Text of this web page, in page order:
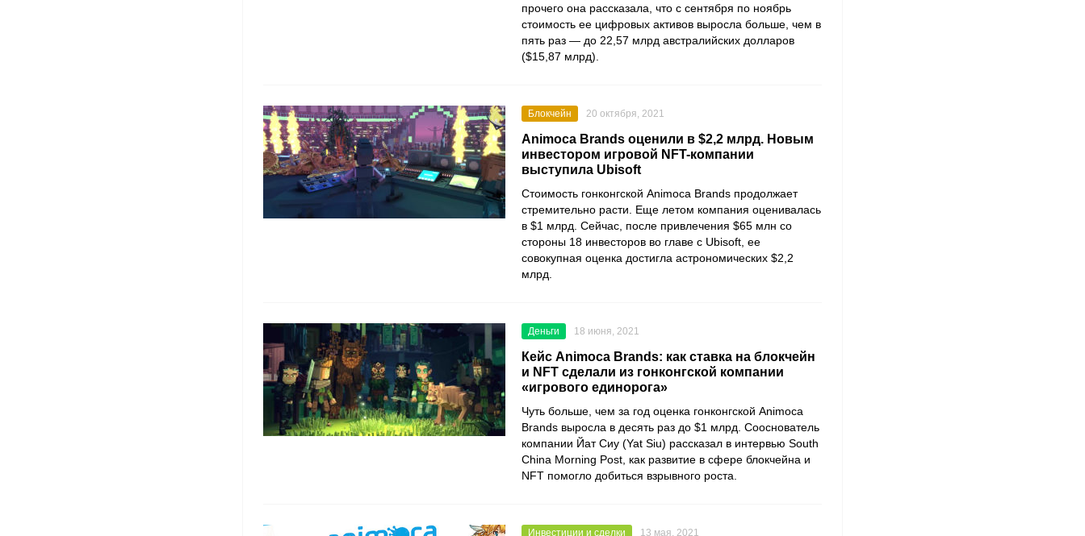
прочего она рассказала, что с сентября по ноябрь
стоимость ее цифровых активов выросла больше, чем в
пять раз — до 22,57 млрд австралийских долларов
($15,87 млрд).
Блокчейн 20 октября, 2021
Animoca Brands оценили в $2,2 млрд. Новым
инвестором игровой NFT-компании
выступила Ubisoft
Стоимость гонконгской Animoca Brands продолжает
стремительно расти. Еще летом компания оценивалась
в $1 млрд. Сейчас, после привлечения $65 млн со
стороны 18 инвесторов во главе с Ubisoft , ее
совокупная оценка достигла астрономических $2,2
млрд.
Деньги 18 июня, 2021
Кейс Animoca Brands: как ставка на блокчейн
и NFT сделали из гонконгской компании
«игрового единорога»
Чуть больше, чем за год оценка гонконгской Animoca
Brands выросла в десять раз до $1 млрд. Сооснователь
компании Йат Сиу (Yat Siu) рассказал в интервью South
China Morning Post, как развитие в сфере блокчейна и
NFT помогло добиться взрывного роста.
Инвестиции и сделки 13 мая, 2021